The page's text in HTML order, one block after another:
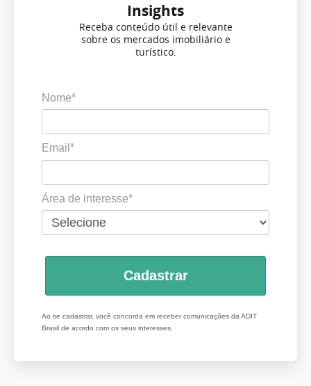
Insights
Receba conteúdo útil e relevante
sobre os mercados imobiliário e
turístico.
Nome*
Email*
Área de interesse*
Cadastrar
Ao se cadastrar, você concorda em receber comunicações da ADIT
Brasil de acordo com os seus interesses.